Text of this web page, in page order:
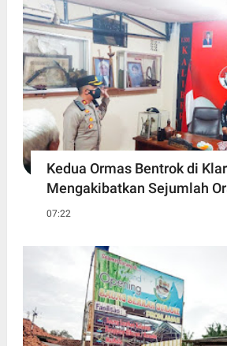
Kedua Ormas Bentrok di
Mengakibatkan Sejumlah
07:22